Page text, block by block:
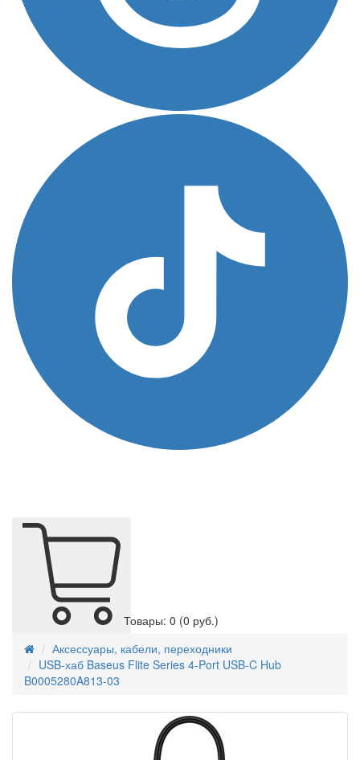
Товары: 0 (0 руб.)
Аксессуары, кабели, переходники
USB-хаб Baseus Flite Series 4-Port USB-C Hub
B0005280A813-03